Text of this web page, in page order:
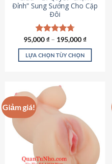
Đỉnh” Sung Sướng Cho Cặp
Đôi
Được xếp
hạng4.70
5 sao
95,000₫ – 195,000₫
LỰA CHỌN TÙY CHỌN
này
nhiều
biến
thể.
chọn
Giảm giá!